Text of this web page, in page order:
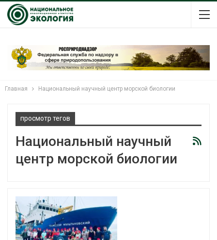
Главная Национальный научный центр морской биологии
просмотр тегов
Национальный научный
центр морской биологии